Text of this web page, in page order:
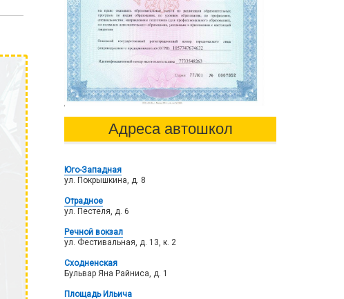
Адреса автошкол
Юго-Западная
ул. Покрышкина, д. 8
Отрадное
ул. Пестеля, д. 6
Речной вокзал
ул. Фестивальная, д. 13, к. 2
Сходненская
Бульвар Яна Райниса, д. 1
Площадь Ильича